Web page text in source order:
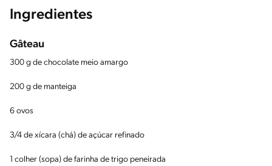
Ingredientes
Gâteau
300 g de chocolate meio amargo
200 g de manteiga
6 ovos
3/4 de xícara (chá) de açúcar refinado
1 colher (sopa) de farinha de trigo peneirada